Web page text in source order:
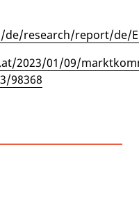
research/report/de/
2023/01/09/
98368